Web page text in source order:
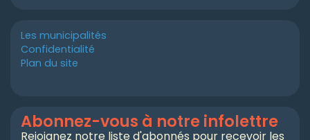
Les municipalités
Confidentialité
Plan du site
Abonnez-vous à notre infolettre
Rejoignez notre liste d'abonnés pour recevoir les